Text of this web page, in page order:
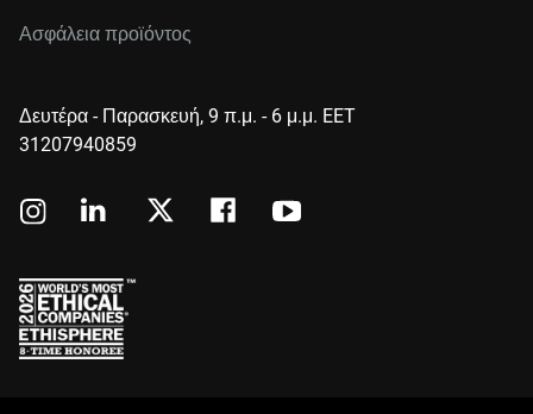
Ασφάλεια προϊόντος
Δευτέρα - Παρασκευή, 9 π.μ. - 6 μ.μ. EET
31207940859